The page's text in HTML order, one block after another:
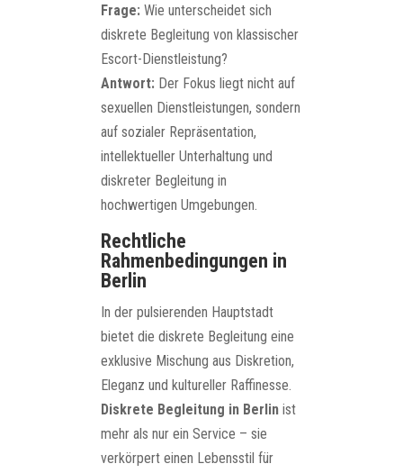
Frage: Wie unterscheidet sich
diskrete Begleitung von klassischer
Escort-Dienstleistung?
Antwort: Der Fokus liegt nicht auf
sexuellen Dienstleistungen, sondern
auf sozialer Repräsentation,
intellektueller Unterhaltung und
diskreter Begleitung in
hochwertigen Umgebungen.
Rechtliche
Rahmenbedingungen in
Berlin
In der pulsierenden Hauptstadt
bietet die diskrete Begleitung eine
exklusive Mischung aus Diskretion,
Eleganz und kultureller Raffinesse.
Diskrete Begleitung in Berlin ist
mehr als nur ein Service – sie
verkörpert einen Lebensstil für